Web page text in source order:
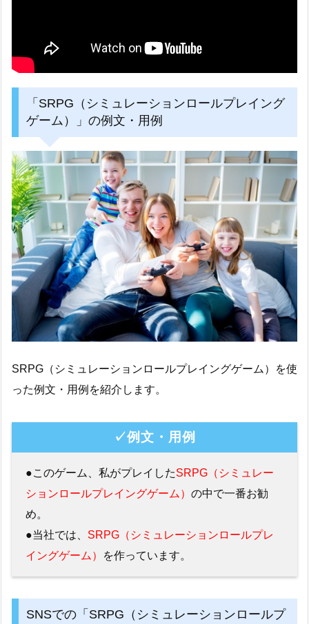
「SRPG（シミュレーションロールプレイング
ゲーム）」の例文・用例
SRPG（シミュレーションロールプレイングゲーム）を使
った例文・用例を紹介します。
✓例文・用例
●このゲーム、私がプレイしたSRPG（シミュレー
ションロールプレイングゲーム） の中で一番お勧
め。
●当社では、 SRPG（シミュレーションロールプレ
イングゲーム）
を作っています。
SNSでの「SRPG（シミュレーションロールプ